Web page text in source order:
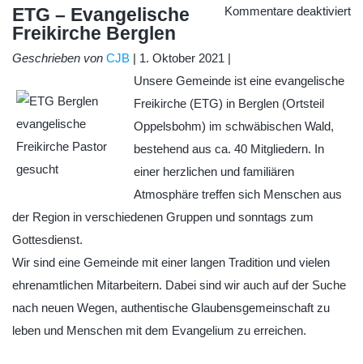
Kommentare deaktiviertfür
ETG – Evangelische
Freikirche Berglen
Geschrieben von CJB | 1. Oktober 2021 |
Unsere Gemeinde ist eine evangelische
Freikirche (ETG) in Berglen (Ortsteil
Oppelsbohm) im schwäbischen Wald,
bestehend aus ca. 40 Mitgliedern. In
einer herzlichen und familiären
Atmosphäre treffen sich Menschen aus
der Region in verschiedenen Gruppen und sonntags zum
Gottesdienst.
Wir sind eine Gemeinde mit einer langen Tradition und vielen
ehrenamtlichen Mitarbeitern. Dabei sind wir auch auf der Suche
nach neuen Wegen, authentische Glaubensgemeinschaft zu
leben und Menschen mit dem Evangelium zu erreichen.